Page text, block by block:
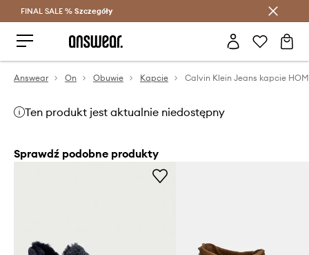
Oszczędzaj z Answear Club >
FINAL SALE % Szczegóły
Answear On Obuwie Kapcie
Ten produkt jest aktualnie niedostępny
Sprawdź podobne produkty